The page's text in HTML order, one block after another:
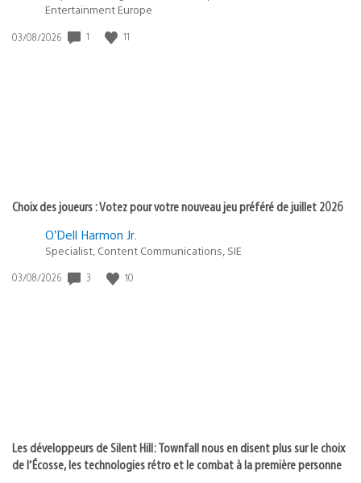
Entertainment Europe
Date
03/08/2026 1 11
Choix des joueurs : Votez pour votre nouveau jeu préféré de juillet 2026
O’Dell Harmon Jr.
Specialist, Content Communications, SIE
Date
03/08/2026 3 10
Les développeurs de Silent Hill: Townfall nous en disent plus sur le choix
de l’Écosse, les technologies rétro et le combat à la première personne